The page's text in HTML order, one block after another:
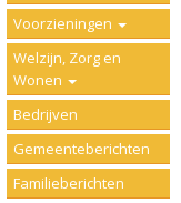
Voorzieningen
Welzijn, Zorg en
Wonen
Bedrijven
Gemeenteberichten
Familieberichten